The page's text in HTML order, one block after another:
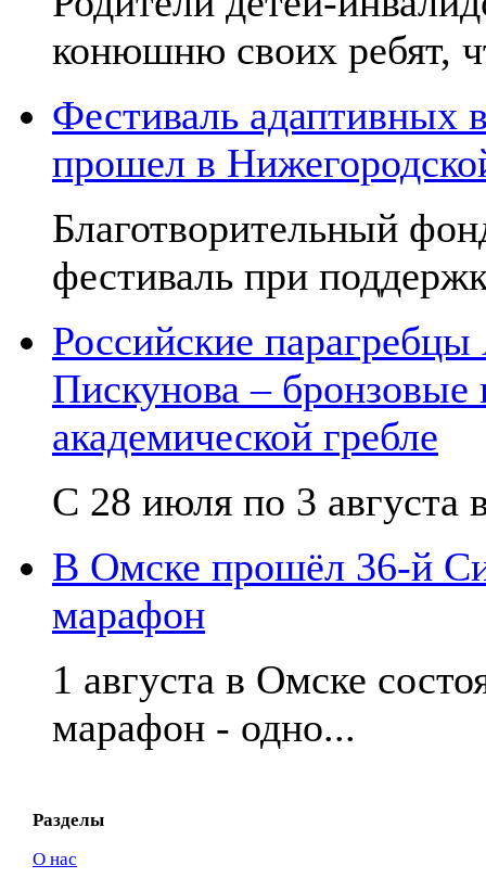
конюшню своих ребят,
Фестиваль адаптивных
прошел в
Благотворительный
фестиваль при
Российские
Пискунова –
академической гребле
С 28 июля по 3 августа
В Омске прошёл 36-й
марафон
1 августа в Омске
марафон - одно...
Разделы
О нас